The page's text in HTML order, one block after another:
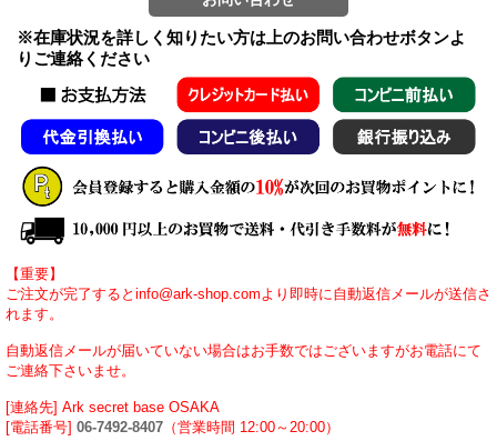
※在庫状況を詳しく知りたい方は上のお問い合わせボタンよ
りご連絡ください
【重要】
ご注文が完了するとinfo@ark-shop.comより即時に自動返信メールが送信さ
れます。
自動返信メールが届いていない場合はお手数ではございますがお電話にて
ご連絡下さいませ。
[連絡先] Ark secret base OSAKA
[電話番号] 06-7492-8407 （営業時間 12:00～20:00）